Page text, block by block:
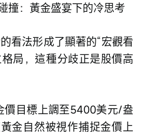
撞：黃金盛宴下的冷思考
局，這種分歧正是股價高
金自然被視作捕捉金價上